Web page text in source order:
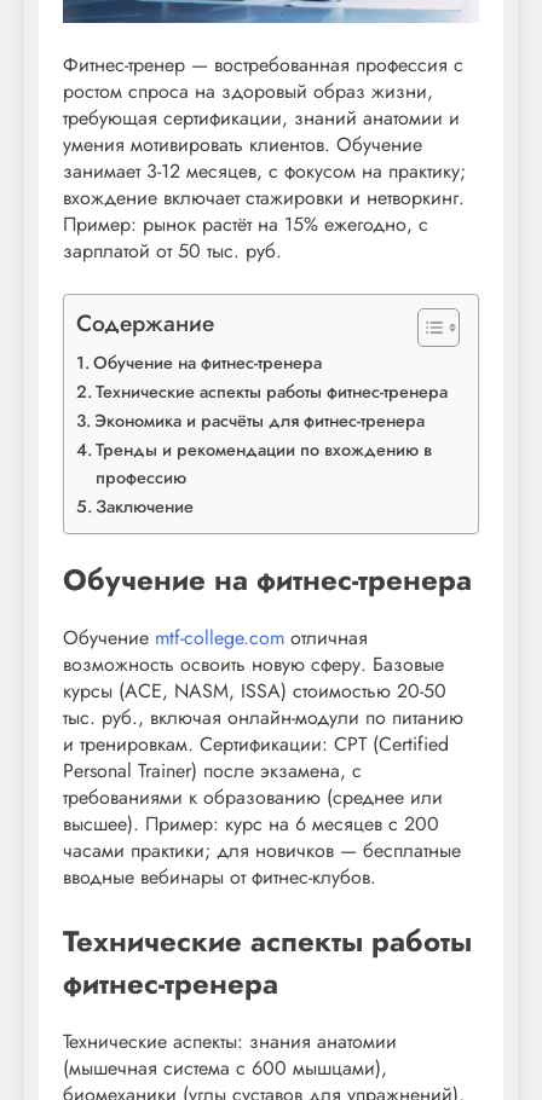
Фитнес-тренер — востребованная профессия с
ростом спроса на здоровый образ жизни,
требующая сертификации, знаний анатомии и
умения мотивировать клиентов. Обучение
занимает 3-12 месяцев, с фокусом на практику;
вхождение включает стажировки и нетворкинг.
Пример: рынок растёт на 15% ежегодно, с
зарплатой от 50 тыс. руб.
Содержание
Обучение на фитнес-тренера
Технические аспекты работы фитнес-тренера
Экономика и расчёты для фитнес-тренера
Тренды и рекомендации по вхождению в
профессию
Заключение
Обучение на фитнес-тренера
Обучение mtf-college.com отличная
возможность освоить новую сферу. Базовые
курсы (ACE, NASM, ISSA) стоимостью 20-50
тыс. руб., включая онлайн-модули по питанию
и тренировкам. Сертификации: CPT (Certified
Personal Trainer) после экзамена, с
требованиями к образованию (среднее или
высшее). Пример: курс на 6 месяцев с 200
часами практики; для новичков — бесплатные
вводные вебинары от фитнес-клубов.
Технические аспекты работы
фитнес-тренера
Технические аспекты: знания анатомии
(мышечная система с 600 мышцами),
биомеханики (углы суставов для упражнений),